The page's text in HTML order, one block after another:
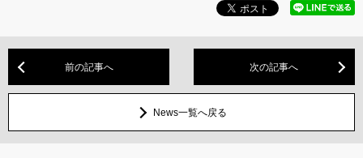
前の記事へ 次の記事へ
News一覧へ戻る